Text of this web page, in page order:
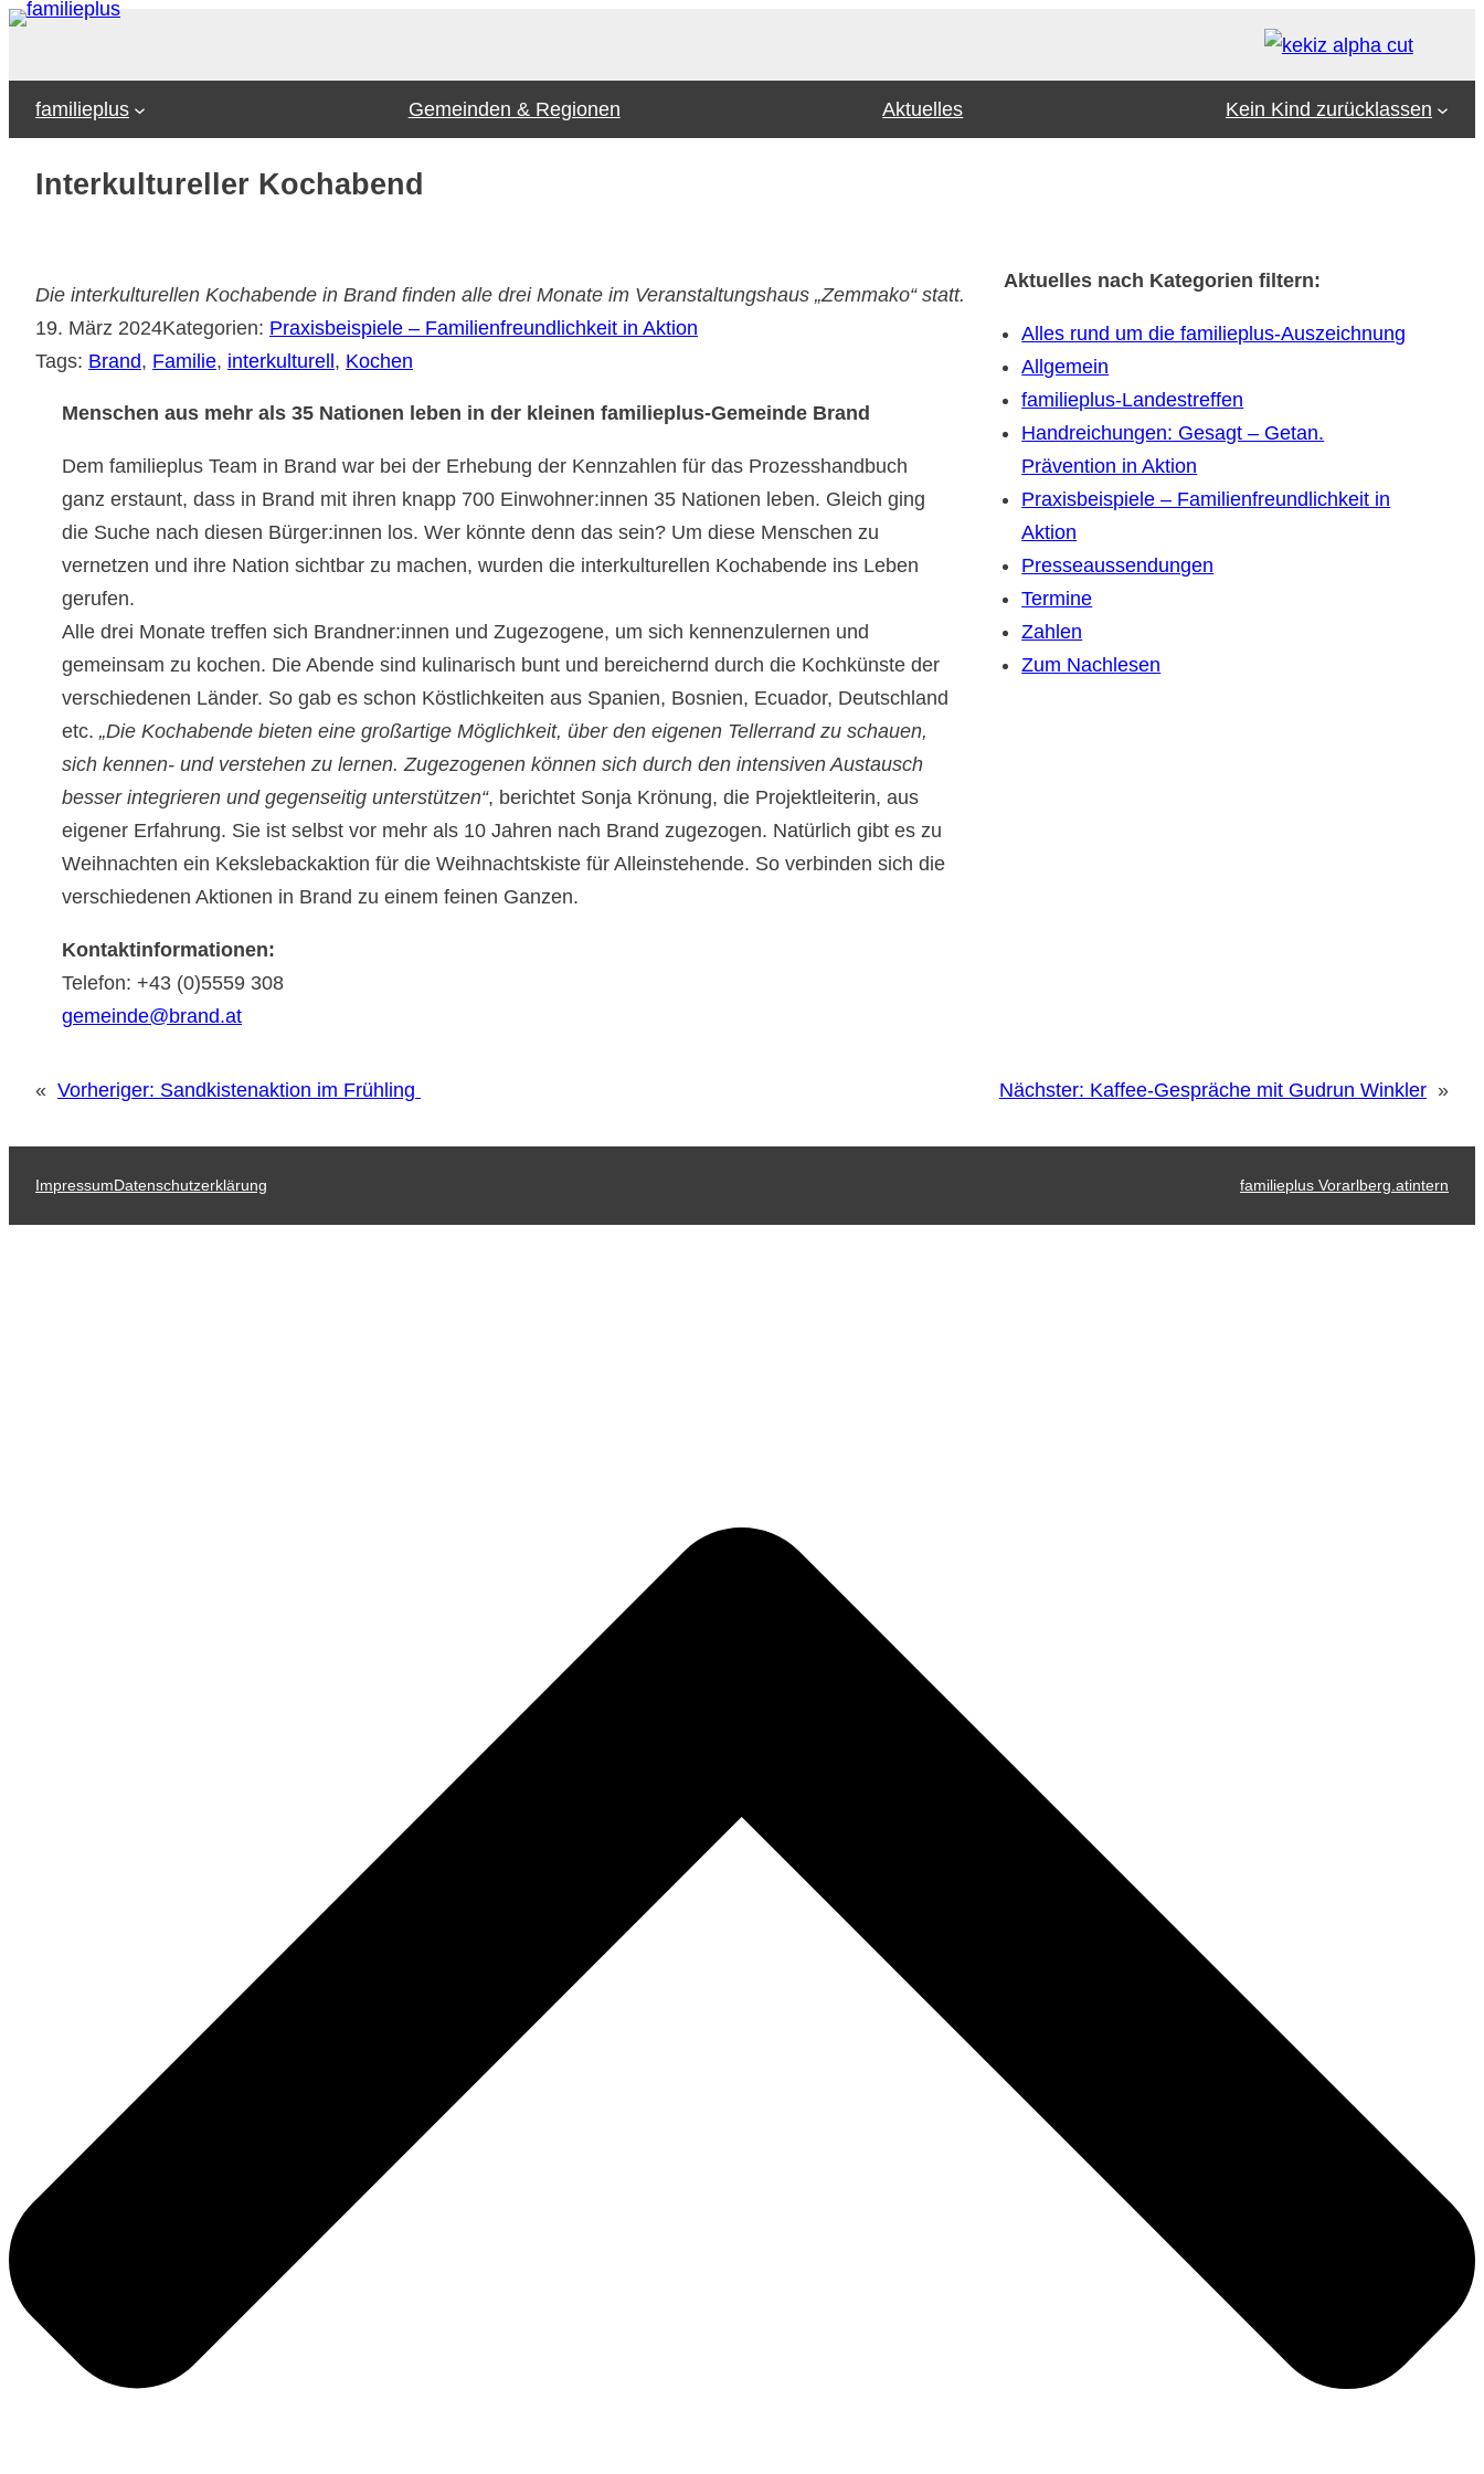
Zum
familieplus
Gemeinden & Regionen Aktuelles Kein Kind zurücklassen
Interkultureller Kochabend
Die interkulturellen Kochabende in Brand finden alle drei Monate im Veranstaltungshaus „Zemmako“ statt.
19. März 2024Kategorien: Praxisbeispiele – Familienfreundlichkeit in Aktion
Tags: Brand, Familie, interkulturell, Kochen
Menschen aus mehr als 35 Nationen leben in der kleinen familieplus-Gemeinde Brand
Dem familieplus Team in Brand war bei der Erhebung der Kennzahlen für das Prozesshandbuch
ganz erstaunt, dass in Brand mit ihren knapp 700 Einwohner:innen 35 Nationen leben. Gleich ging
die Suche nach diesen Bürger:innen los. Wer könnte denn das sein? Um diese Menschen zu
vernetzen und ihre Nation sichtbar zu machen, wurden die interkulturellen Kochabende ins Leben
gerufen.
Alle drei Monate treffen sich Brandner:innen und Zugezogene, um sich kennenzulernen und
gemeinsam zu kochen. Die Abende sind kulinarisch bunt und bereichernd durch die Kochkünste der
verschiedenen Länder. So gab es schon Köstlichkeiten aus Spanien, Bosnien, Ecuador, Deutschland
etc. „Die Kochabende bieten eine großartige Möglichkeit, über den eigenen Tellerrand zu schauen,
sich kennen- und verstehen zu lernen. Zugezogenen können sich durch den intensiven Austausch
besser integrieren und gegenseitig unterstützen“, berichtet Sonja Krönung, die Projektleiterin, aus
eigener Erfahrung. Sie ist selbst vor mehr als 10 Jahren nach Brand zugezogen. Natürlich gibt es zu
Weihnachten ein Kekslebackaktion für die Weihnachtskiste für Alleinstehende. So verbinden sich die
verschiedenen Aktionen in Brand zu einem feinen Ganzen.
Kontaktinformationen:
Telefon: +43 (0)5559 308
gemeinde@brand.at
Aktuelles nach Kategorien filtern:
Alles rund um die familieplus-Auszeichnung
Allgemein
familieplus-Landestreffen
Handreichungen: Gesagt – Getan.
Prävention in Aktion
Praxisbeispiele – Familienfreundlichkeit in
Aktion
Presseaussendungen
Termine
Zahlen
Zum Nachlesen
« Vorheriger: Sandkistenaktion im Frühling Nächster: Kaffee-Gespräche mit Gudrun Winkler »
ImpressumDatenschutzerklärung familieplus Vorarlberg.atintern